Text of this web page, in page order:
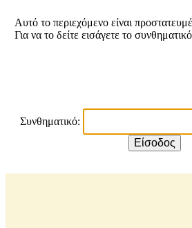
Αυτό το περιεχόμενο είναι
Για να το δείτε εισάγετε το
Συνθηματικό: